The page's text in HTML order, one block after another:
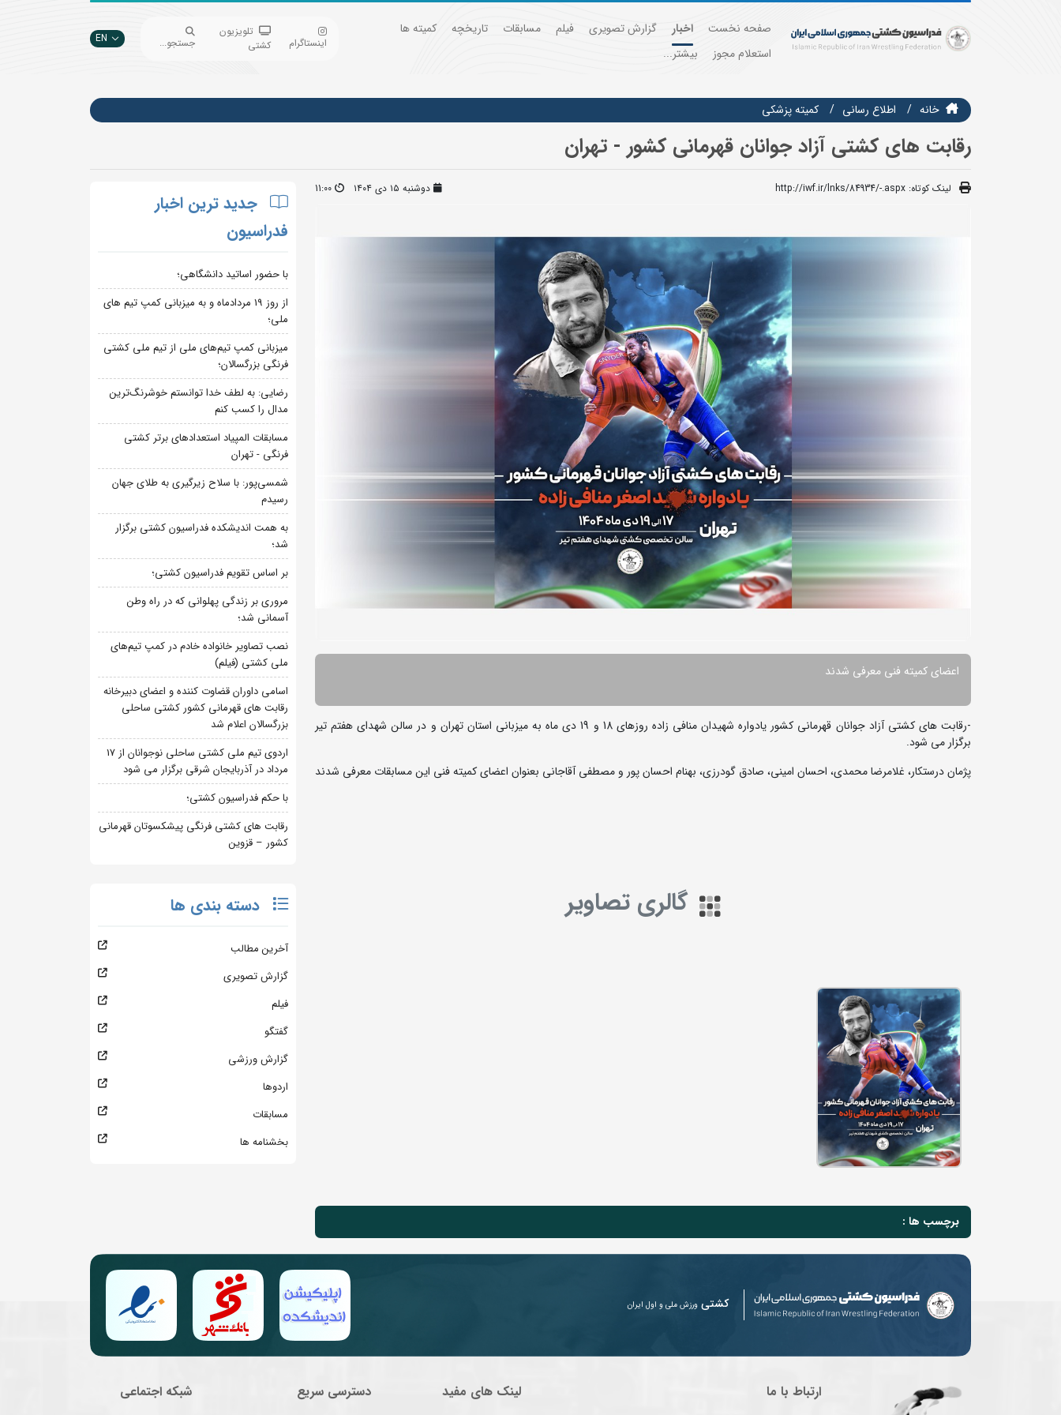
صفحه نخست اخبار گزارش تصویری فیلم مسابقات تاریخچه
کمیته ها
استعلام مجوز
بیشتر...
اینستاگرام
تلویزیون
کشتی
جستجو... EN
خانه اطلاع رسانی کمیته پزشکی
رقابت های کشتی آزاد جوانان قهرمانی کشور - تهران
لینک کوتاه: http://iwf.ir/lnks/84934/-.aspx دوشنبه ۱۵ دی ۱۴۰۴ 11:00
اعضای کمیته فنی معرفی شدند
-رقابت های کشتی آزاد جوانان قهرمانی کشور یادواره شهیدان منافی زاده روزهای 18 و 19 دی ماه به میزبانی استان تهران و در سالن شهدای هفتم تیر
برگزار می شود.
پژمان درستکار، غلامرضا محمدی، احسان امینی، صادق گودرزی، بهنام احسان پور و مصطفی آقاجانی بعنوان اعضای کمیته فنی این مسابقات معرفی شدند
گالری تصاویر
برچسب ها :
جدید ترین اخبار
فدراسیون
با حضور اساتید دانشگاهی؛
از روز 19 مردادماه و به میزبانی کمپ تیم های
ملی؛
میزبانی کمپ تیم‌های ملی از تیم ملی کشتی
فرنگی بزرگسالان؛
رضایی: به لطف خدا توانستم خوشرنگ‌ترین
مدال را کسب کنم
مسابقات المپیاد استعدادهای برتر کشتی
فرنگی - تهران
شمسی‌پور: با سلاح زیرگیری به طلای جهان
رسیدم
به همت اندیشکده فدراسیون کشتی برگزار
شد؛
بر اساس تقویم فدراسیون کشتی؛
مروری بر زندگی پهلوانی که در راه وطن
آسمانی شد؛
نصب تصاویر خانواده خادم در کمپ تیم‌های
ملی کشتی (فیلم)
اسامی داوران قضاوت کننده و اعضای دبیرخانه
رقابت های قهرمانی کشور کشتی ساحلی
بزرگسالان اعلام شد
اردوی تیم ملی کشتی ساحلی نوجوانان از 17
مرداد در آذربایجان شرقی برگزار می شود
با حکم فدراسیون کشتی؛
رقابت های کشتی فرنگی پیشکسوتان قهرمانی
کشور – قزوین
دسته بندی ها
آخرین مطالب
گزارش تصویری
فیلم
گفتگو
گزارش ورزشی
اردوها
مسابقات
بخشنامه ها
کشتی ورزش ملی و اول ایران
ارتباط با ما لینک های مفید دسترسی سریع شبکه اجتماعی